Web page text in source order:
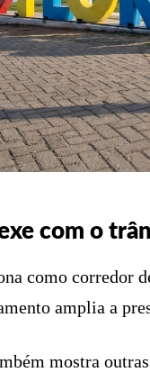
com o
como corredor
amplia a
mostra